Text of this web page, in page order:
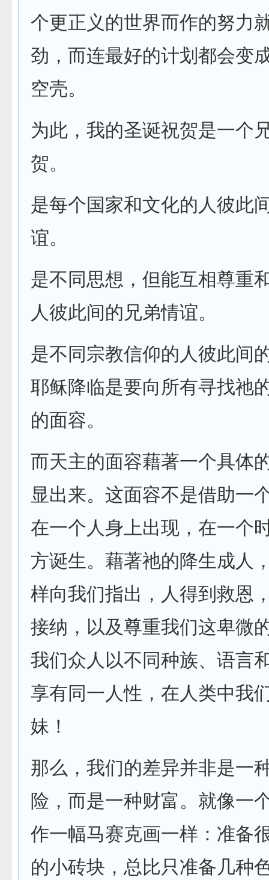
个更正义的世界而作的努力
劲，而连最好的计划都会变
空壳。
为此，我的圣诞祝贺是一个
贺。
是每个国家和文化的人彼此
谊。
是不同思想，但能互相尊重
人彼此间的兄弟情谊。
是不同宗教信仰的人彼此间
耶稣降临是要向所有寻找祂
的面容。
而天主的面容藉著一个具体
显出来。这面容不是借助一
在一个人身上出现，在一个
方诞生。藉著祂的降生成人
样向我们指出，人得到救恩
接纳，以及尊重我们这卑微
我们众人以不同种族、语言
享有同一人性，在人类中我
妹！
那么，我们的差异并非是一
险，而是一种财富。就像一
作一幅马赛克画一样：准备
的小砖块，总比只准备几种